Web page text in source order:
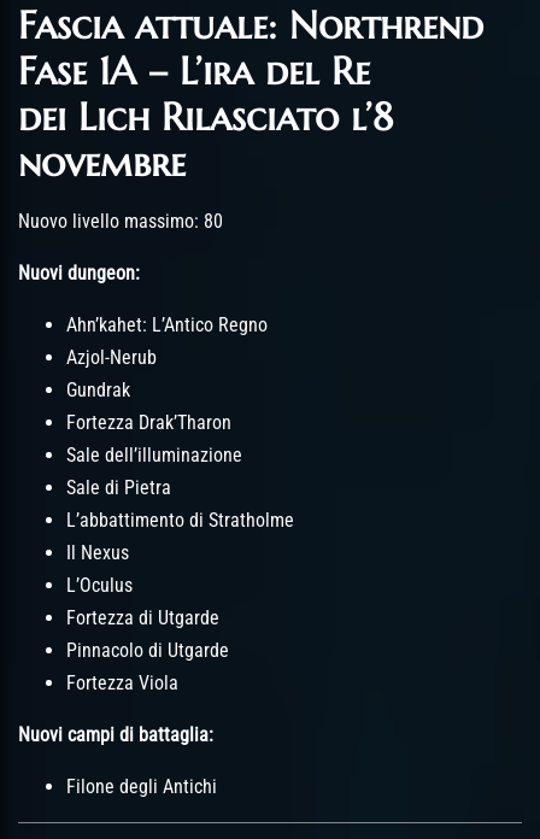
Fascia attuale: Northrend
Fase 1A – L’ira del Re
dei Lich Rilasciato l’8
novembre
Nuovo livello massimo: 80
Nuovi dungeon:
Ahn’kahet: L’Antico Regno
Azjol-Nerub
Gundrak
Fortezza Drak’Tharon
Sale dell’illuminazione
Sale di Pietra
L’abbattimento di Stratholme
Il Nexus
L’Oculus
Fortezza di Utgarde
Pinnacolo di Utgarde
Fortezza Viola
Nuovi campi di battaglia:
Filone degli Antichi